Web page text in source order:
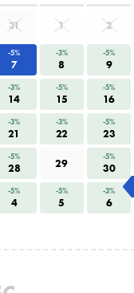
31 1 2
-5%
7
-3%
8
-5%
9
-3%
14
-5%
15
-5%
16
-3%
21
-3%
22
-5%
23
-5%
28 29 -5%
30
-5%
4
-5%
5
-3%
6